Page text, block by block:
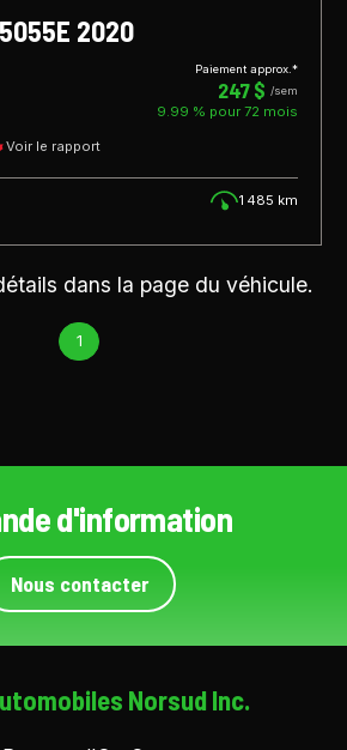
2020
Paiement approx.*
247 $ /sem
9.99 % pour 72 mois
Voir le rapport
1 485 km
dans la page du véhicule.
1
d'information
Nous contacter
Norsud Inc.